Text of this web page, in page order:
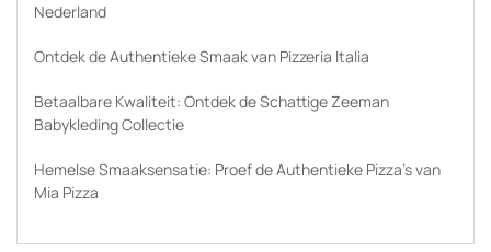
Nederland
Ontdek de Authentieke Smaak van Pizzeria Italia
Betaalbare Kwaliteit: Ontdek de Schattige Zeeman
Babykleding Collectie
Hemelse Smaaksensatie: Proef de Authentieke Pizza’s van
Mia Pizza